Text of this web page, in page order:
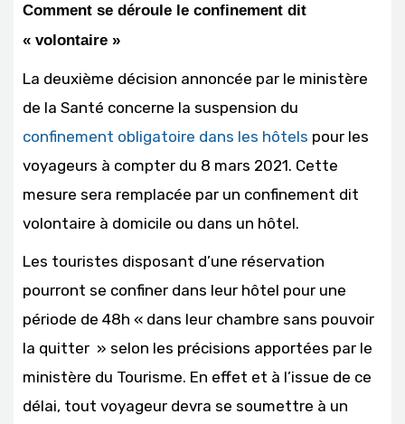
Comment se déroule le confinement dit
« volontaire »
La deuxième décision annoncée par le ministère
de la Santé concerne la suspension du
confinement obligatoire dans les hôtels pour les
voyageurs à compter du 8 mars 2021. Cette
mesure sera remplacée par un confinement dit
volontaire à domicile ou dans un hôtel.
Les touristes disposant d’une réservation
pourront se confiner dans leur hôtel pour une
période de 48h « dans leur chambre sans pouvoir
la quitter » selon les précisions apportées par le
ministère du Tourisme. En effet et à l’issue de ce
délai, tout voyageur devra se soumettre à un